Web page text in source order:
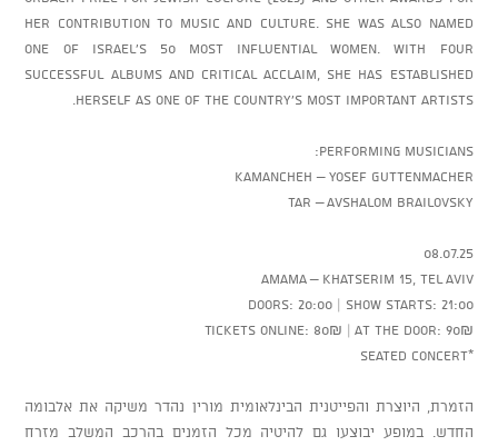
her contribution to music and culture. She was also named
one of Israel’s 50 most influential women. With four
successful albums and critical acclaim, she has established
herself as one of the country’s most important artists.
Performing musicians:
Kamancheh – Yosef Guttenmacher
Tar – Avshalom Brailovsky
08.07.25
AMAMA – Khatserim 15, Tel Aviv
Doors: 20:00 | Show starts: 21:00
Tickets online: 80₪ | At the door: 90₪
*Seated concert
הזמרת, היוצרת והפייטנית הבינלאומית מורין נהדר משיקה את אלבומה
החדש. במופע יבוצעו גם להיטיה מכל הזמנים בהרכב המשלב מזרח